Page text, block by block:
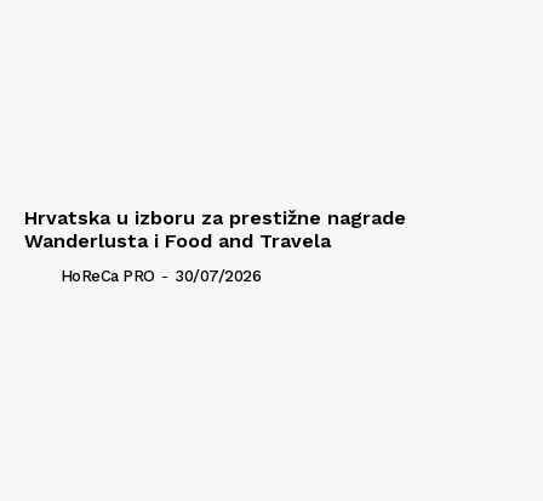
Hrvatska u izboru za prestižne nagrade
Wanderlusta i Food and Travela
HoReCa PRO - 30/07/2026